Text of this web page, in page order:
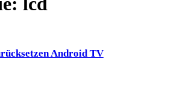
Android TV